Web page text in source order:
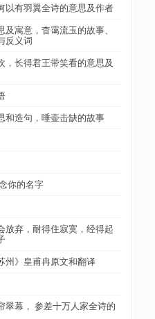
以有羽翼全诗的意思及作者
及寓意，杳霭流玉的故事、
反义词
，长得君王带笑看的意思及
和造句，唾壶击缺的故事
你的名字
放弃，耐得住寂寞，经得起
州》皇甫冉原文和翻译
翠幕， 参差十万人家全诗的